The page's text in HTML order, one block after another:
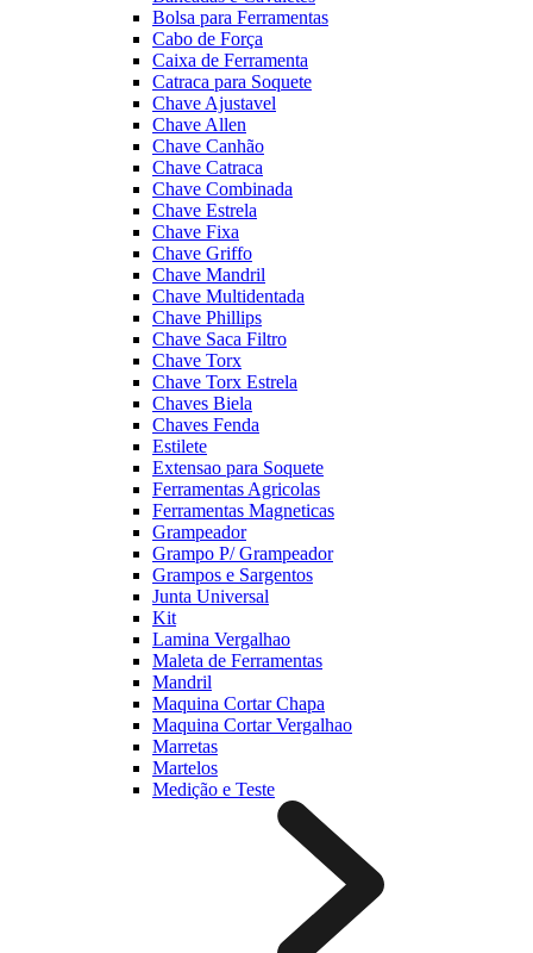
Bolsa para Ferramentas
Cabo de Força
Caixa de Ferramenta
Catraca para Soquete
Chave Ajustavel
Chave Allen
Chave Canhão
Chave Catraca
Chave Combinada
Chave Estrela
Chave Fixa
Chave Griffo
Chave Mandril
Chave Multidentada
Chave Phillips
Chave Saca Filtro
Chave Torx
Chave Torx Estrela
Chaves Biela
Chaves Fenda
Estilete
Extensao para Soquete
Ferramentas Agricolas
Ferramentas Magneticas
Grampeador
Grampo P/ Grampeador
Grampos e Sargentos
Junta Universal
Kit
Lamina Vergalhao
Maleta de Ferramentas
Mandril
Maquina Cortar Chapa
Maquina Cortar Vergalhao
Marretas
Martelos
Medição e Teste